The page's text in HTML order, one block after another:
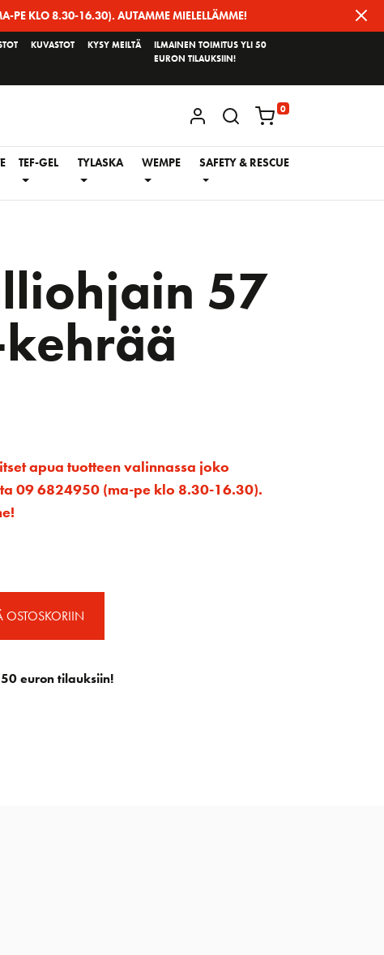
PE KLO 8.30-16.30). AUTAMME MIELELLÄMME!
KUVASTOT KYSY MEILTÄ
ILMAINEN TOIMITUS YLI 50
EURON TILAUKSIIN!
KIRJAUDU / REKISTERÖIDY
0
TEF-GEL TYLASKA WEMPE SAFETY & RESCUE
57
apua tuotteen valinnassa joko
09 6824950 (ma-pe klo 8.30-16.30).
OSTOSKORIIN
euron tilauksiin!